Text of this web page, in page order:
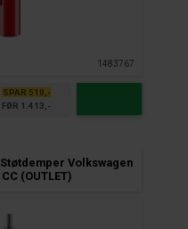
1483767
SPAR 510,-
FØR 1.413,-
Volkswagen
(OUTLET)